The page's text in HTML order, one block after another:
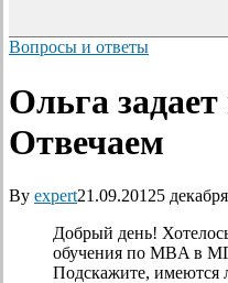
Вопросы и ответы
Ольга задает
Отвечаем
By expert21.09.20125
Добрый день!
обучения по MBA в
Подскажите, имеются